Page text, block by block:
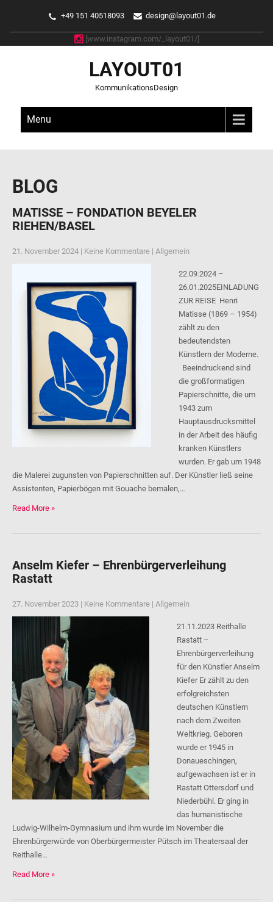
+49 151 40518093 design@layout01.de
[www.instagram.com/_layout01/]
LAYOUT01
KommunikationsDesign
Menu
BLOG
MATISSE – FONDATION BEYELER
RIEHEN/BASEL
21. November 2024 | Keine Kommentare | Allgemein
22.09.2024 –
26.01.2025EINLADUNG
ZUR REISE Henri
Matisse (1869 – 1954)
zählt zu den
bedeutendsten
Künstlern der Moderne.
Beeindruckend sind
die großformatigen
Papierschnitte, die um
1943 zum
Hauptausdrucksmittel
in der Arbeit des häufig
kranken Künstlers
wurden. Er gab um 1948
die Malerei zugunsten von Papierschnitten auf. Der Künstler ließ seine
Assistenten, Papierbögen mit Gouache bemalen,…
Read More »
Anselm Kiefer – Ehrenbürgerverleihung
Rastatt
27. November 2023 | Keine Kommentare | Allgemein
21.11.2023 Reithalle
Rastatt –
Ehrenbürgerverleihung
für den Künstler Anselm
Kiefer Er zählt zu den
erfolgreichsten
deutschen Künstlern
nach dem Zweiten
Weltkrieg. Geboren
wurde er 1945 in
Donaueschingen,
aufgewachsen ist er in
Rastatt Ottersdorf und
Niederbühl. Er ging in
das humanistische
Ludwig-Wilhelm-Gymnasium und ihm wurde im November die
Ehrenbürgerwürde von Oberbürgermeister Pütsch im Theatersaal der
Reithalle…
Read More »